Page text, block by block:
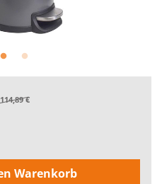
114,89 €